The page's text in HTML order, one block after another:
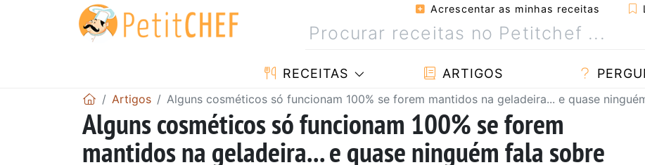
Acrescentar as minhas receitas
RECEITAS ARTIGOS
Artigos Alguns cosméticos só funcionam 100% se forem mantidos na geladeira... e quase
Alguns cosméticos só funcionam 100% se forem
mantidos na geladeira... e quase ninguém fala sobre